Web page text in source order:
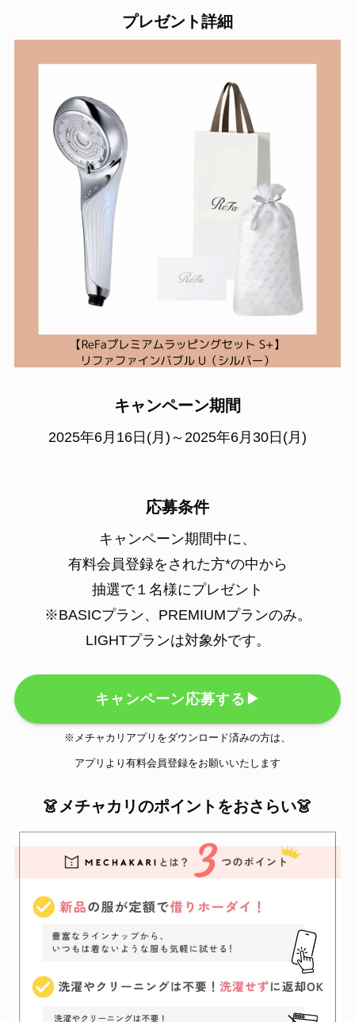
プレゼント詳細
キャンペーン期間
2025年6月16日(月)～2025年6月30日(月)
応募条件
キャンペーン期間中に、
有料会員登録をされた方*の中から
抽選で１名様にプレゼント
※BASICプラン、PREMIUMプランのみ。
LIGHTプランは対象外です。
キャンペーン応募する▶
※メチャカリアプリをダウンロード済みの方は、
アプリより有料会員登録をお願いいたします
👗メチャカリのポイントをおさらい👗